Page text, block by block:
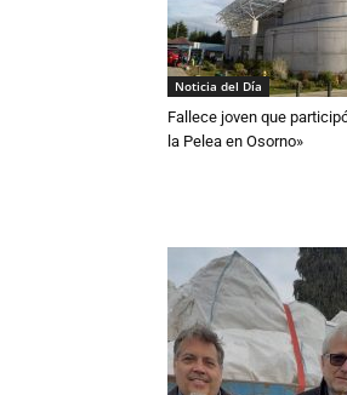
Noticia del Día
Fallece joven que
la Pelea en Osorno»